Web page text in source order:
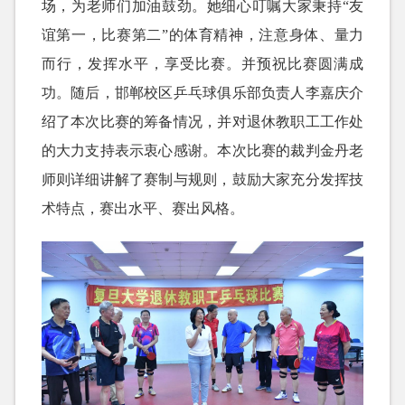
场，为老师们加油鼓劲。她细心叮嘱大家秉持“友
谊第一，比赛第二”的体育精神，注意身体、量力
而行，发挥水平，享受比赛。并预祝比赛圆满成
功。随后，邯郸校区乒乓球俱乐部负责人李嘉庆介
绍了本次比赛的筹备情况，并对退休教职工工作处
的大力支持表示衷心感谢。本次比赛的裁判金丹老
师则详细讲解了赛制与规则，鼓励大家充分发挥技
术特点，赛出水平、赛出风格。